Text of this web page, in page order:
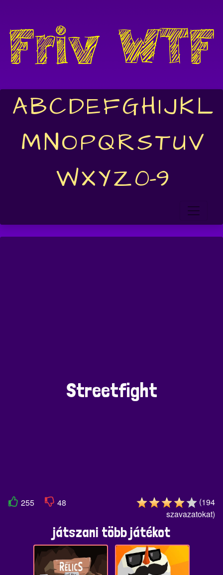
ABCDEFGHIJKL
MNOPQRSTUV
WXYZ0-9
Streetfight
255 48 (194
szavazatokat)
játszani több játékot